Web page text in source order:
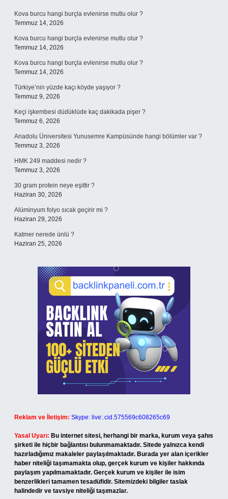
Kova burcu hangi burçla evlenirse mutlu olur ?
Temmuz 14, 2026
Kova burcu hangi burçla evlenirse mutlu olur ?
Temmuz 14, 2026
Kova burcu hangi burçla evlenirse mutlu olur ?
Temmuz 14, 2026
Türkiye’nin yüzde kaçı köyde yaşıyor ?
Temmuz 9, 2026
Keçi işkembesi düdüklüde kaç dakikada pişer ?
Temmuz 6, 2026
Anadolu Üniversitesi Yunusemre Kampüsünde hangi bölümler var ?
Temmuz 3, 2026
HMK 249 maddesi nedir ?
Temmuz 3, 2026
30 gram protein neye eşittir ?
Haziran 30, 2026
Alüminyum folyo sıcak geçirir mi ?
Haziran 29, 2026
Katmer nerede ünlü ?
Haziran 25, 2026
Reklam ve İletişim: Skype: live:.cid.575569c608265c69
Yasal Uyarı: Bu internet sitesi, herhangi bir marka, kurum veya şahıs
şirketi ile hiçbir bağlantısı bulunmamaktadır. Sitede yalnızca kendi
hazırladığımız makaleler paylaşılmaktadır. Burada yer alan içerikler
haber niteliği taşımamakta olup, gerçek kurum ve kişiler hakkında
paylaşım yapılmamaktadır. Gerçek kurum ve kişiler ile isim
benzerlikleri tamamen tesadüfidir. Sitemizdeki bilgiler taslak
halindedir ve tavsiye niteliği taşımazlar.